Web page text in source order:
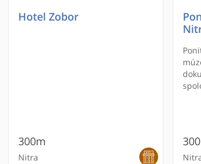
Hotel Zobor
300m
Nitra